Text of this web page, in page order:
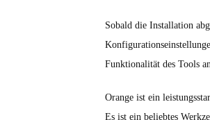
Sobald die Installation
Funktionalität des Tools
Orange ist ein
Es ist ein beliebtes